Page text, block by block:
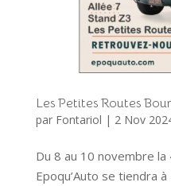
Les Petites Routes
par Fontariol | 2 Nov
Du 8 au 10 novembre
Epoqu’Auto se tiendra